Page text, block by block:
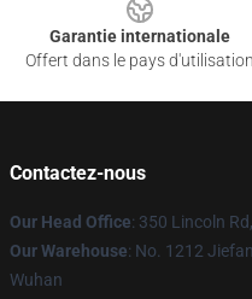
Garantie internationale
Offert dans le pays d'utilisation
Contactez-nous
Our Head Office: 350 Lincoln
Our Warehouse: No. 1212
Wuhan